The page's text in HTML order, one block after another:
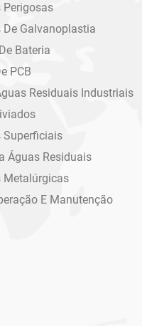
Perigosas
Galvanoplastia
Bateria
PCB
Residuais Industriais
Superficiais
Águas Residuais
Metalúrgicas
E Manutenção